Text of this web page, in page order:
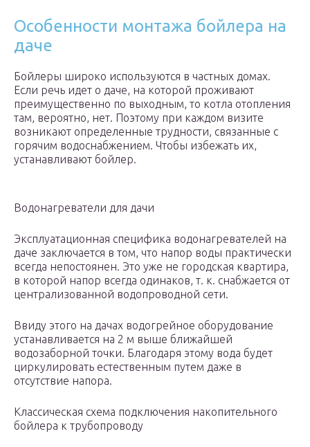
Особенности монтажа бойлера на
даче
Бойлеры широко используются в частных домах.
Если речь идет о даче, на которой проживают
преимущественно по выходным, то котла отопления
там, вероятно, нет. Поэтому при каждом визите
возникают определенные трудности, связанные с
горячим водоснабжением. Чтобы избежать их,
устанавливают бойлер.
Водонагреватели для дачи
Эксплуатационная специфика водонагревателей на
даче заключается в том, что напор воды практически
всегда непостоянен. Это уже не городская квартира,
в которой напор всегда одинаков, т. к. снабжается от
централизованной водопроводной сети.
Ввиду этого на дачах водогрейное оборудование
устанавливается на 2 м выше ближайшей
водозаборной точки. Благодаря этому вода будет
циркулировать естественным путем даже в
отсутствие напора.
Классическая схема подключения накопительного
бойлера к трубопроводу